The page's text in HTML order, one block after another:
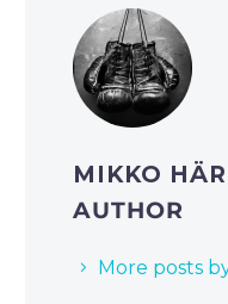
MIKKO
AUTHOR
More posts